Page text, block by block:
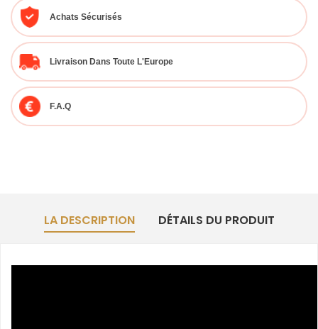
Achats Sécurisés
Livraison Dans Toute L'Europe
F.A.Q
LA DESCRIPTION DÉTAILS DU PRODUIT